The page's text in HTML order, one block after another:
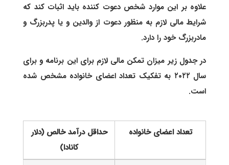
علاوه بر این موارد شخص دعوت کننده باید اثبات کند که
شرایط مالی لازم به منظور دعوت از والدین و یا پدربزرگ و
مادربزرگ خود را دارد.
در جدول زیر میزان تمکن مالی لازم برای این برنامه و برای
سال ۲۰۲۲ به تفکیک تعداد اعضای خانواده مشخص شده
است.
تعداد اعضای خانواده
حداقل درآمد خالص (دلار
کانادا)